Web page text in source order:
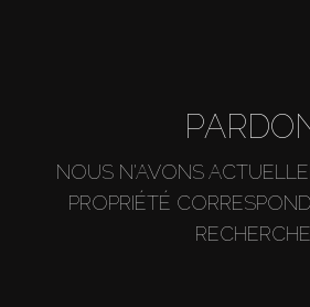
NOUS N'AVONS
PROPRIÉTÉ
RECHERCHE